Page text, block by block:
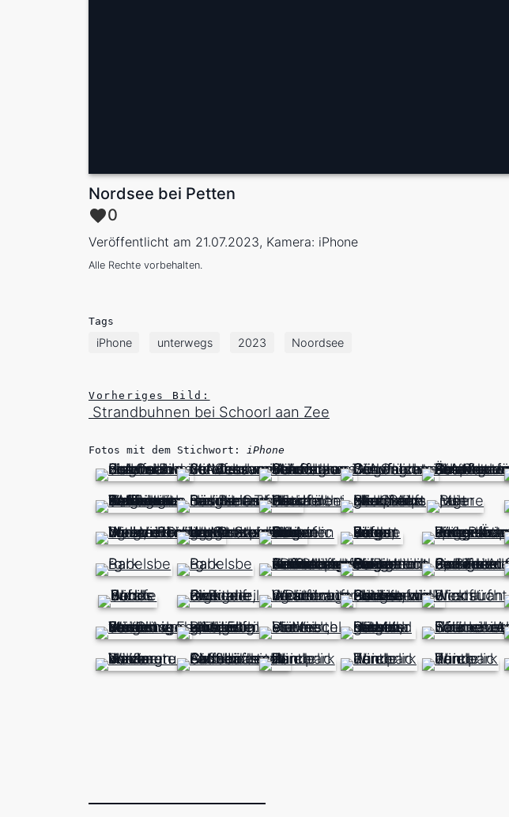
Nordsee bei Petten
0
Veröffentlicht am 21.07.2023, Kamera: iPhone
Alle Rechte vorbehalten.
Tags
iPhone unterwegs 2023 Noordsee
Vorheriges Bild:
Strandbuhnen bei Schoorl aan Zee
Fotos mit dem Stichwort: iPhone